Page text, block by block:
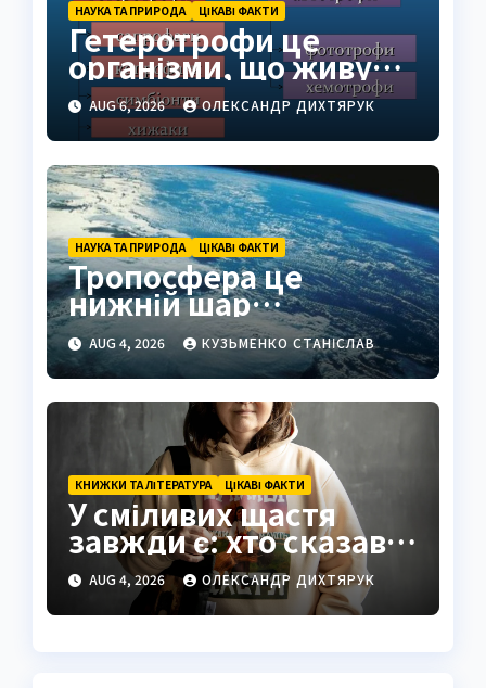
НАУКА ТА ПРИРОДА ЦІКАВІ ФАКТИ
Гетеротрофи це
організми, що живуть
за рахунок готової
органіки
AUG 6, 2026 ОЛЕКСАНДР ДИХТЯРУК
НАУКА ТА ПРИРОДА ЦІКАВІ ФАКТИ
Тропосфера це
нижній шар
атмосфери Землі
AUG 4, 2026 КУЗЬМЕНКО СТАНІСЛАВ
КНИЖКИ ТА ЛІТЕРАТУРА ЦІКАВІ ФАКТИ
У сміливих щастя
завжди є: хто сказав і
що означає ця
мудрість
AUG 4, 2026 ОЛЕКСАНДР ДИХТЯРУК